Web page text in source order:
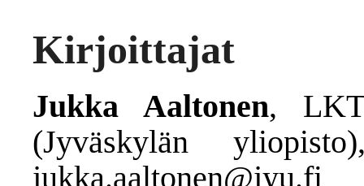
Kirjoittajat
Jukka Aaltonen,
(Jyväskylän
jukka.aaltonen@jyu.fi